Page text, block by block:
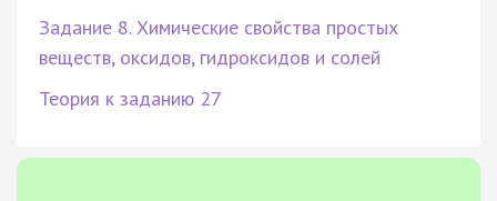
Задание 8. Химические свойства простых
веществ, оксидов, гидроксидов и солей
Теория к заданию 27